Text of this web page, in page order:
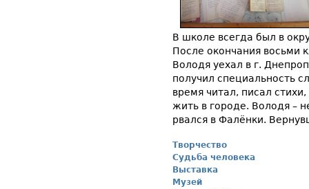
В школе всегда был в
После окончания восьми
Володя уехал в г.
получил специальность
время читал, писал
жить в городе. Володя –
рвался в Фалёнки.
Творчество
Судьба человека
Выставка
Музей